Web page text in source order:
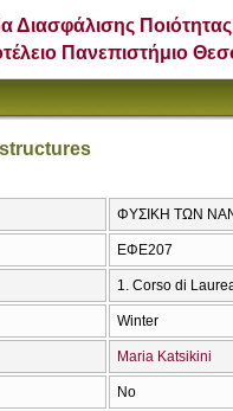
Διασφάλισης Ποιότητας
Πανεπιστήμιο
ΦΥΣΙΚΗ ΤΩΝ
ΕΦΕ207
1. Corso di
Winter
Maria Katsikini
No